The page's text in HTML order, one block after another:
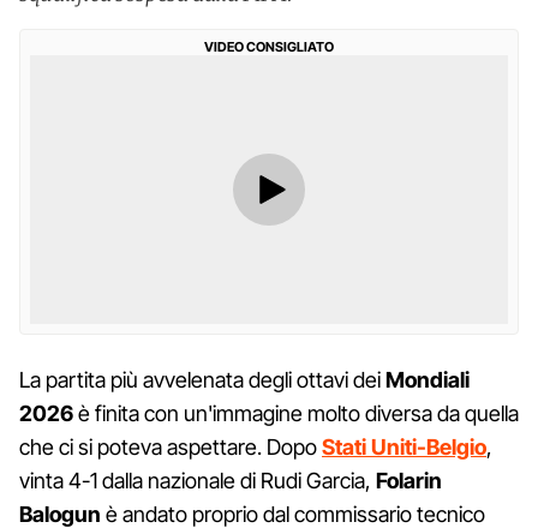
VIDEO CONSIGLIATO
La partita più avvelenata degli ottavi deiMondiali
2026è finita con un'immagine molto diversa da quella
che ci si poteva aspettare. DopoStati Uniti-Belgio,
vinta 4-1 dalla nazionale di Rudi Garcia, Folarin
Balogun è andato proprio dal commissario tecnico